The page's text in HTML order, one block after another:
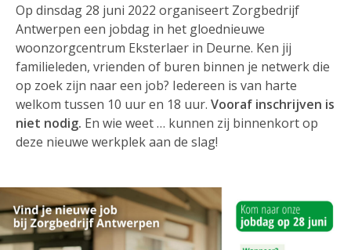
Op dinsdag 28 juni 2022 organiseert Zorgbedrijf
Antwerpen een jobdag in het gloednieuwe
woonzorgcentrum Eksterlaer in Deurne. Ken jij
familieleden, vrienden of buren binnen je netwerk die
op zoek zijn naar een job? Iedereen is van harte
welkom tussen 10 uur en 18 uur. Vooraf inschrijven is
niet nodig. En wie weet … kunnen zij binnenkort op
deze nieuwe werkplek aan de slag!